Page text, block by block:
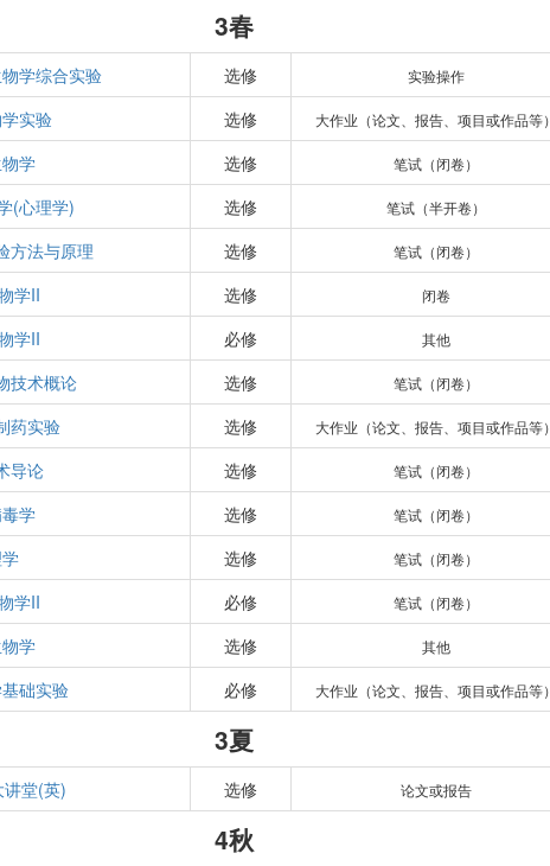
3春
学综合实验 选修 实验操作
实验 选修 大作业（论文、报告、项目或作品等）
学 选修 笔试（闭卷）
(心理学) 选修 笔试（半开卷）
方法与原理 选修 笔试（闭卷）
学II 选修 闭卷
学II 必修 其他
技术概论 选修 笔试（闭卷）
药实验 选修 大作业（论文、报告、项目或作品等）
导论 选修 笔试（闭卷）
学 选修 笔试（闭卷）
选修 笔试（闭卷）
学II 必修 笔试（闭卷）
学 选修 其他
础实验 必修 大作业（论文、报告、项目或作品等）
3夏
堂(英) 选修 论文或报告
4秋